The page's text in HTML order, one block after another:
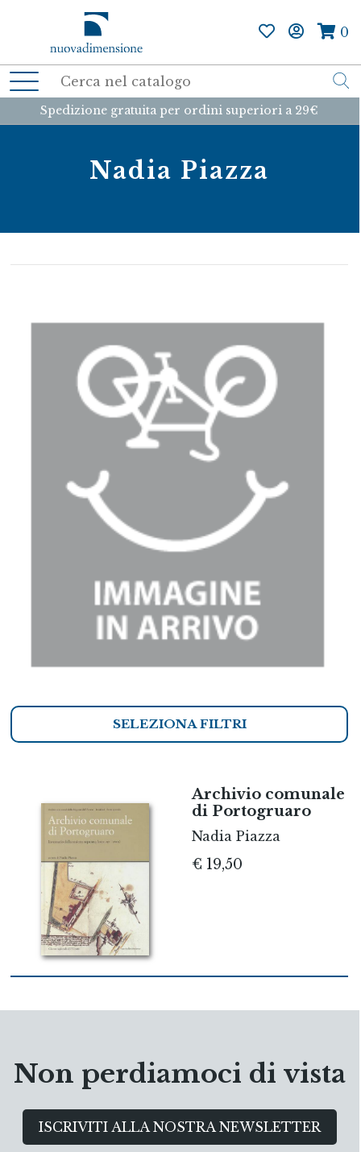
0
Spedizione gratuita per ordini superiori a 29€
Nadia Piazza
SELEZIONA FILTRI
Archivio comunale
di Portogruaro
Nadia Piazza
€ 19,50
Non perdiamoci di vista
ISCRIVITI ALLA NOSTRA NEWSLETTER